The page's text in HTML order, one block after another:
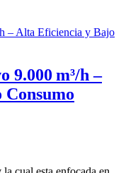
9.000 m³/h –